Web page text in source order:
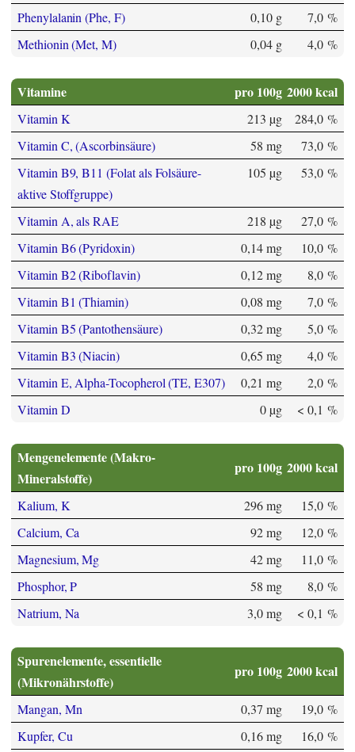
Phenylalanin (Phe, F)
0,10 g
7,0 %
Methionin (Met, M)
0,04 g 4,0 %
Vitamine pro 100g 2000 kcal
Vitamin K 213 µg
284,0 %
Vitamin C, (Ascorbinsäure)
58 mg
73,0 %
Vitamin B9, B11 (Folat als Folsäure-
aktive Stoffgruppe)
105 µg 53,0 %
Vitamin A, als RAE 218 µg
27,0 %
Vitamin B6 (Pyridoxin)
0,14 mg
10,0 %
Vitamin B2 (Riboflavin)
0,12 mg
8,0 %
Vitamin B1 (Thiamin)
0,08 mg
7,0 %
Vitamin B5 (Pantothensäure)
0,32 mg
5,0 %
Vitamin B3 (Niacin)
0,65 mg
4,0 %
Vitamin E, Alpha-Tocopherol (TE, E307)
0,21 mg
2,0 %
Vitamin D
0 µg < 0,1 %
Mengenelemente (Makro-
Mineralstoffe)
pro 100g 2000 kcal
Kalium, K 296 mg
15,0 %
Calcium, Ca
92 mg
12,0 %
Magnesium, Mg
42 mg
11,0 %
Phosphor, P
58 mg
8,0 %
Natrium, Na
3,0 mg < 0,1 %
Spurenelemente, essentielle
(Mikronährstoffe)
pro 100g 2000 kcal
Mangan, Mn 0,37 mg
19,0 %
Kupfer, Cu
0,16 mg 16,0 %